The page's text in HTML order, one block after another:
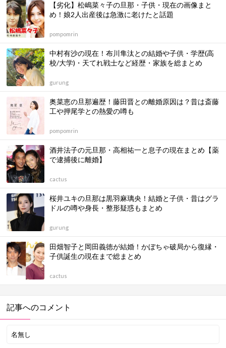
【劣化】松嶋菜々子の旦那・子供・現在の画像まと
め！娘2人出産後は急激に老けたと話題
pompomrin
中村有沙の現在！布川隼汰との結婚や子供・学歴(高
校/大学)・天てれ戦士など経歴・家族を総まとめ
gurung
奥菜恵の旦那遍歴！藤田晋との離婚原因は？昔は斎藤
工や押尾学との熱愛の噂も
pompomrin
酒井法子の元旦那・高相祐一と息子の現在まとめ【薬
で逮捕後に離婚】
cactus
桜井ユキの旦那は黒羽麻璃央！結婚と子供・昔はグラ
ドルの噂や身長・整形疑惑もまとめ
gurung
田畑智子と岡田義徳が結婚！かぼちゃ破局から復縁・
子供誕生の現在まで総まとめ
cactus
記事へのコメント